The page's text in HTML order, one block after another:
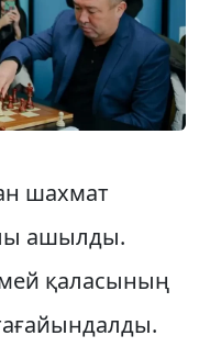
шахмат
ашылды.
қаласының